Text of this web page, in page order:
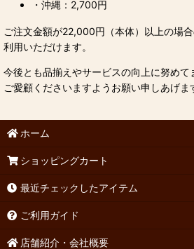
・沖縄：2,700円
ご注文金額が22,000円（本体）以上の場
利用いただけます。
今後とも品揃えやサービスの向上に努めて
ご愛顧くださいますようお願い申しあげま
ホーム
ショッピングカート
最近チェックしたアイテム
ご利用ガイド
店舗紹介・会社概要